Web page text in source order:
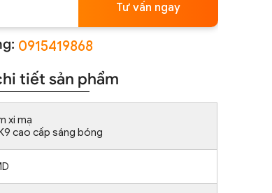
Tư vấn ngay
0915419868
tiết sản phẩm
xi mạ
cao cấp sáng bóng